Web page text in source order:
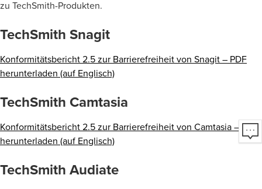
zu TechSmith-Produkten.
TechSmith Snagit
Konformitätsbericht 2.5 zur Barrierefreiheit von Snagit – PDF
herunterladen (auf Englisch)
TechSmith Camtasia
Konformitätsbericht 2.5 zur Barrierefreiheit von Camtasia – PDF
herunterladen (auf Englisch)
TechSmith Audiate